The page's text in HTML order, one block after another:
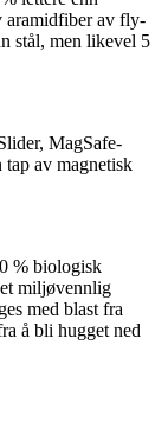
aramidfiber av fly-
stål, men likevel 5
MagSafe-
tap av magnetisk
% biologisk
miljøvennlig
med blast fra
å bli hugget ned